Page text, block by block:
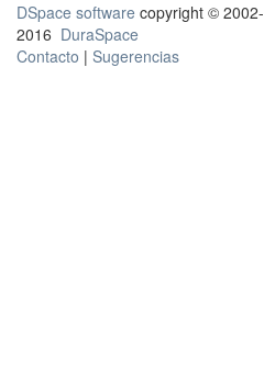
DSpace software copyright © 2002-
2016 DuraSpace
Contacto | Sugerencias